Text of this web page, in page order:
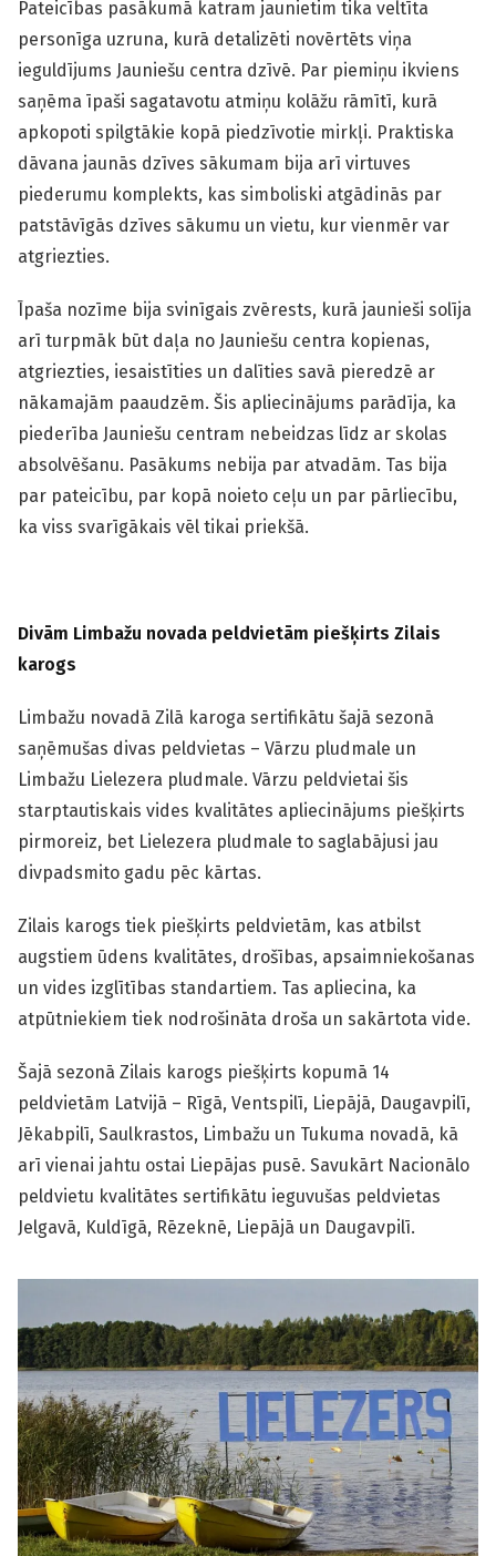
Pateicības pasākumā katram jaunietim tika veltīta
personīga uzruna, kurā detalizēti novērtēts viņa
ieguldījums Jauniešu centra dzīvē. Par piemiņu ikviens
saņēma īpaši sagatavotu atmiņu kolāžu rāmītī, kurā
apkopoti spilgtākie kopā piedzīvotie mirkļi. Praktiska
dāvana jaunās dzīves sākumam bija arī virtuves
piederumu komplekts, kas simboliski atgādinās par
patstāvīgās dzīves sākumu un vietu, kur vienmēr var
atgriezties.
Īpaša nozīme bija svinīgais zvērests, kurā jaunieši solīja
arī turpmāk būt daļa no Jauniešu centra kopienas,
atgriezties, iesaistīties un dalīties savā pieredzē ar
nākamajām paaudzēm. Šis apliecinājums parādīja, ka
piederība Jauniešu centram nebeidzas līdz ar skolas
absolvēšanu. Pasākums nebija par atvadām. Tas bija
par pateicību, par kopā noieto ceļu un par pārliecību,
ka viss svarīgākais vēl tikai priekšā.
Divām Limbažu novada peldvietām piešķirts Zilais
karogs
Limbažu novadā Zilā karoga sertifikātu šajā sezonā
saņēmušas divas peldvietas – Vārzu pludmale un
Limbažu Lielezera pludmale. Vārzu peldvietai šis
starptautiskais vides kvalitātes apliecinājums piešķirts
pirmoreiz, bet Lielezera pludmale to saglabājusi jau
divpadsmito gadu pēc kārtas.
Zilais karogs tiek piešķirts peldvietām, kas atbilst
augstiem ūdens kvalitātes, drošības, apsaimniekošanas
un vides izglītības standartiem. Tas apliecina, ka
atpūtniekiem tiek nodrošināta droša un sakārtota vide.
Šajā sezonā Zilais karogs piešķirts kopumā 14
peldvietām Latvijā – Rīgā, Ventspilī, Liepājā, Daugavpilī,
Jēkabpilī, Saulkrastos, Limbažu un Tukuma novadā, kā
arī vienai jahtu ostai Liepājas pusē. Savukārt Nacionālo
peldvietu kvalitātes sertifikātu ieguvušas peldvietas
Jelgavā, Kuldīgā, Rēzeknē, Liepājā un Daugavpilī.